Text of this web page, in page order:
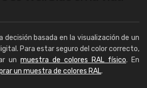
decisión basada en la visualización de un
Para estar seguro del color correcto,
un muestra de colores RAL físico. En
un muestra de colores RAL.